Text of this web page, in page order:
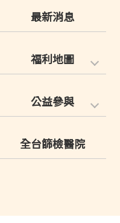
最新消息
福利地圖
公益參與
全台篩檢醫院